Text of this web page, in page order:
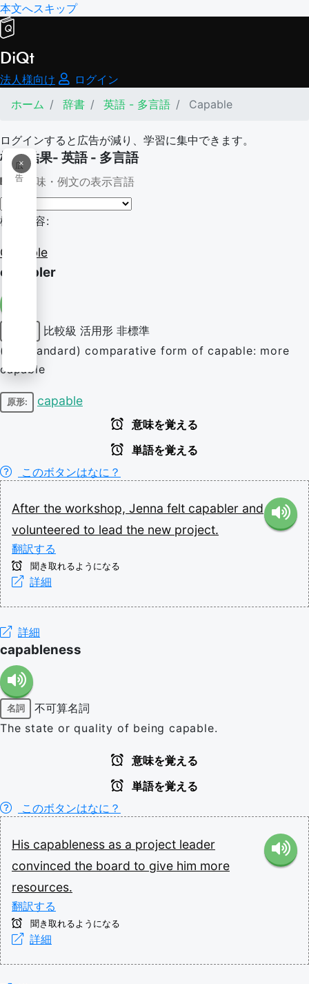
本文へスキップ
DiQt
法人様向け
ログイン
ホーム
辞書 英語 - 多言語 Capable
ログインすると広告が減り、学習に集中できます。
×
広
告
検索結果- 英語 - 多言語
意味・例文の表示言語
検索内容:
Capable
capabler
比較級 活用形 非標準
(nonstandard) comparative form of capable: more
capable
原形: capable
意味を覚える
単語を覚える
このボタンはなに？
After the workshop, Jenna felt capabler and
volunteered to lead the new project.
翻訳する
聞き取れるようになる
詳細
詳細
capableness
名詞
不可算名詞
The state or quality of being capable.
意味を覚える
単語を覚える
このボタンはなに？
His capableness as a project leader
convinced the board to give him more
resources.
翻訳する
聞き取れるようになる
詳細